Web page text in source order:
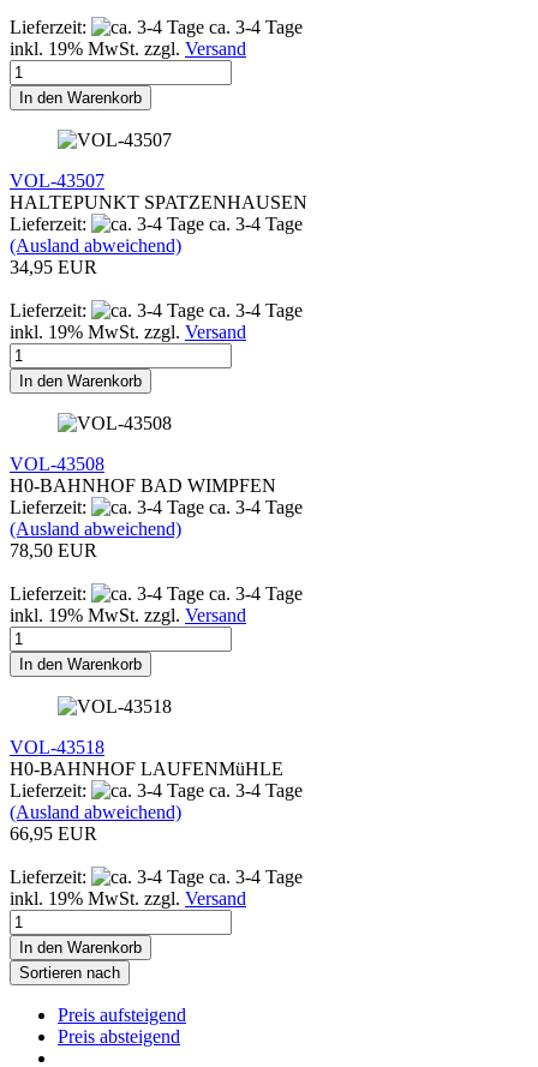
Lieferzeit:
ca. 3-4 Tage
inkl. 19% MwSt. zzgl. Versand
In den Warenkorb
VOL-43507
HALTEPUNKT SPATZENHAUSEN
Lieferzeit:
ca. 3-4 Tage
(Ausland abweichend)
34,95 EUR
Lieferzeit:
ca. 3-4 Tage
inkl. 19% MwSt. zzgl. Versand
In den Warenkorb
VOL-43508
H0-BAHNHOF BAD WIMPFEN
Lieferzeit:
ca. 3-4 Tage
(Ausland abweichend)
78,50 EUR
Lieferzeit:
ca. 3-4 Tage
inkl. 19% MwSt. zzgl. Versand
In den Warenkorb
VOL-43518
H0-BAHNHOF LAUFENMüHLE
Lieferzeit:
ca. 3-4 Tage
(Ausland abweichend)
66,95 EUR
Lieferzeit:
ca. 3-4 Tage
inkl. 19% MwSt. zzgl. Versand
In den Warenkorb
Sortieren nach
Preis aufsteigend
Preis absteigend